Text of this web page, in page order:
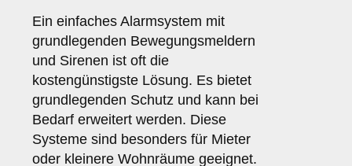
Ein einfaches Alarmsystem mit
grundlegenden Bewegungsmeldern
und Sirenen ist oft die
kostengünstigste Lösung. Es bietet
grundlegenden Schutz und kann bei
Bedarf erweitert werden. Diese
Systeme sind besonders für Mieter
oder kleinere Wohnräume geeignet.